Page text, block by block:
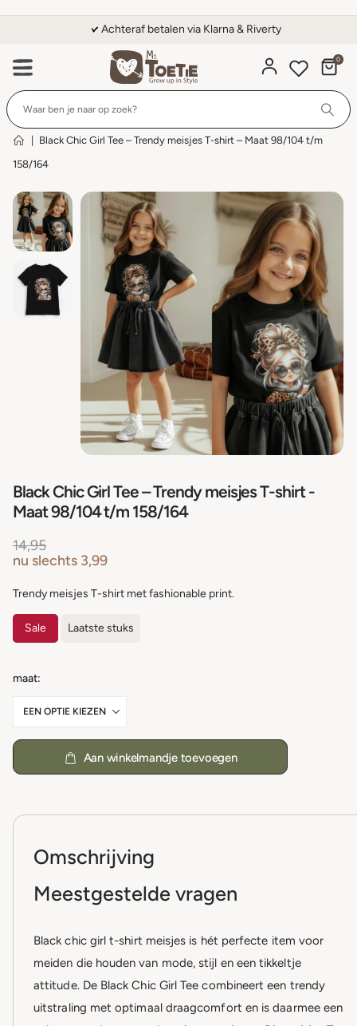
Achteraf betalen via Klarna & Riverty
0
Black Chic Girl Tee – Trendy meisjes T-shirt – Maat 98/104 t/m
158/164
Black Chic Girl Tee – Trendy meisjes T-shirt -
Maat 98/104 t/m 158/164
14,95
nu slechts 3,99
Trendy meisjes T-shirt met fashionable print.
Sale Laatste stuks
maat
Aan winkelmandje toevoegen
Omschrijving
Meestgestelde vragen
Black chic girl t-shirt meisjes is hét perfecte item voor
meiden die houden van mode, stijl en een tikkeltje
attitude. De Black Chic Girl Tee combineert een trendy
uitstraling met optimaal draagcomfort en is daarmee een